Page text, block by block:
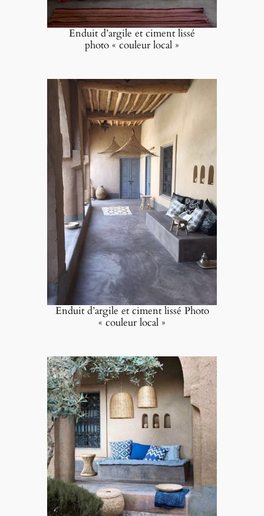
Enduit d’argile et ciment lissé
photo « couleur local »
Enduit d’argile et ciment lissé Photo
« couleur local »